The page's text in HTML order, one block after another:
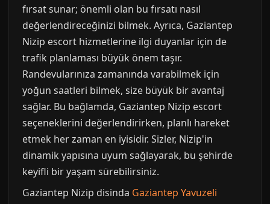
fırsat sunar; önemli olan bu fırsatı nasıl
değerlendireceğinizi bilmek. Ayrıca, Gaziantep
Nizip escort hizmetlerine ilgi duyanlar için de
trafik planlaması büyük önem taşır.
Randevularınıza zamanında varabilmek için
yoğun saatleri bilmek, size büyük bir avantaj
sağlar. Bu bağlamda, Gaziantep Nizip escort
seçeneklerini değerlendirirken, planlı hareket
etmek her zaman en iyisidir. Sizler, Nizip'in
dinamik yapısına uyum sağlayarak, bu şehirde
keyifli bir yaşam sürebilirsiniz.
Gaziantep Nizip disinda Gaziantep Yavuzeli